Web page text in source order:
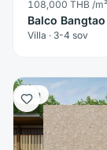
108,000 THB /m²
Balco
Villa · 3-4 sov
Villa